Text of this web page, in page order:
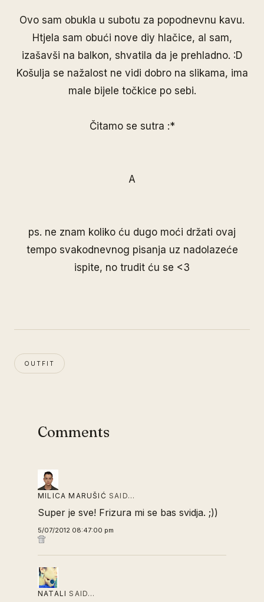
Ovo sam obukla u subotu za popodnevnu kavu.
Htjela sam obući nove diy hlačice, al sam,
izašavši na balkon, shvatila da je prehladno. :D
Košulja se nažalost ne vidi dobro na slikama, ima
male bijele točkice po sebi.
Čitamo se sutra :*
A
ps. ne znam koliko ću dugo moći držati ovaj
tempo svakodnevnog pisanja uz nadolazeće
ispite, no trudit ću se <3
OUTFIT
Comments
MILICA MARUŠIĆ SAID…
Super je sve! Frizura mi se bas svidja. ;))
5/07/2012 08:47:00 pm
NATALI SAID…